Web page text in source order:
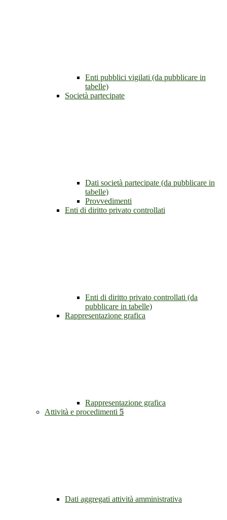
Enti pubblici vigilati (da pubblicare in
tabelle)
Società partecipate
Dati società partecipate (da pubblicare in
tabelle)
Provvedimenti
Enti di diritto privato controllati
Enti di diritto privato controllati (da
pubblicare in tabelle)
Rappresentazione grafica
Rappresentazione grafica
Attività e procedimenti 5
Dati aggregati attività amministrativa